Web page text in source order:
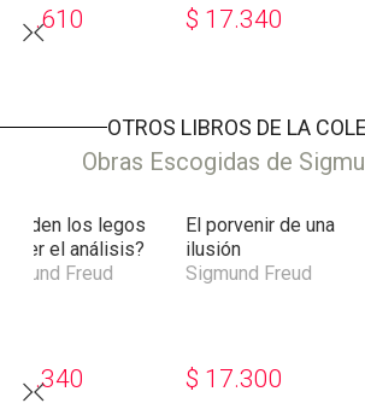
16.610 $ 17.340
OTROS LIBROS DE LA
Obras Escogidas de
los legos
el análisis?
Freud
17.340
El porvenir de una
ilusión
Sigmund Freud
$ 17.300